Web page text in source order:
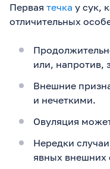
Первая течка у сук,
отличительных
или, напротив,
Внешние
и нечеткими.
Овуляция
Нередки
явных внешних